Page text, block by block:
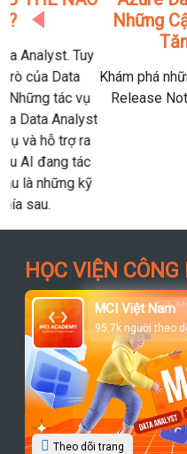
Những Cập Nhật
Tăng Tốc AI
Khám phá những điểm mới
Release Notes, từ Genie
Search và
HỌC VIỆN CÔNG
Theo dõi trang
Chương Trình